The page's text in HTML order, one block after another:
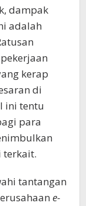
dampak
adalah
kerap
di
ini tentu
para
terkait.
tantangan
e-